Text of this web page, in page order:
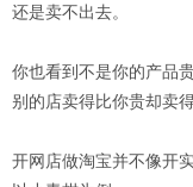
还是卖不出去。
你也看到不是你的产品贵
别的店卖得比你贵却卖得
开网店做淘宝并不像开